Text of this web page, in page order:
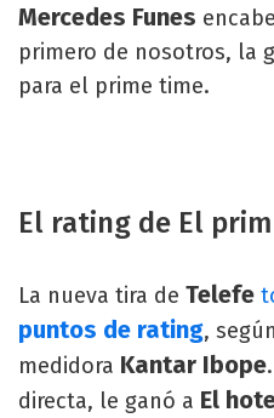
Mercedes Funes
primero de nosotros, la
para el prime time.
El rating de El
La nueva tira de Telefe
puntos de rating,
medidora Kantar Ibope
directa, le ganó a El